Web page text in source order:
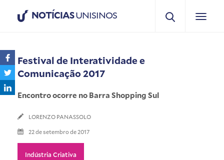
NOTÍCIASUNISINOS
Festival de Interatividade e
Comunicação 2017
Encontro ocorre no Barra Shopping Sul
LORENZO PANASSOLO
22 de setembro de 2017
Indústria Criativa